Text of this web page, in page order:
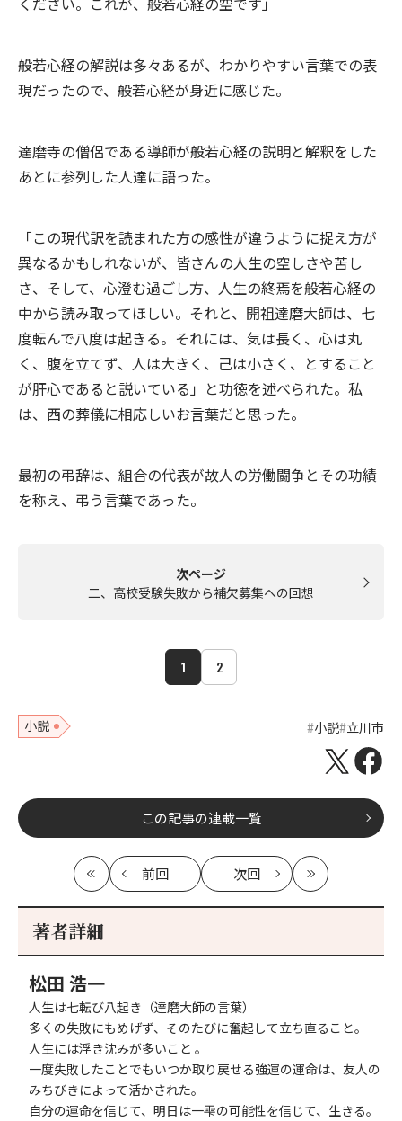
般若心経の解説は多々あるが、わかりやすい言葉での表
現だったので、般若心経が身近に感じた。
達磨寺の僧侶である導師が般若心経の説明と解釈をした
あとに参列した人達に語った。
「この現代訳を読まれた方の感性が違うように捉え方が
異なるかもしれないが、皆さんの人生の空しさや苦し
さ、そして、心澄む過ごし方、人生の終焉を般若心経の
中から読み取ってほしい。それと、開祖達磨大師は、七
度転んで八度は起きる。それには、気は長く、心は丸
く、腹を立てず、人は大きく、己は小さく、とすること
が肝心であると説いている」と功徳を述べられた。私
は、西の葬儀に相応しいお言葉だと思った。
最初の弔辞は、組合の代表が故人の労働闘争とその功績
を称え、弔う言葉であった。
次ページ
二、高校受験失敗から補欠募集への回想
1 2
小説 小説 立川市
この記事の連載一覧
最
初
前回
記
次回
記
最
新
著者詳細
松田 浩一
人生は七転び八起き（達磨大師の言葉）
多くの失敗にもめげず、そのたびに奮起して立ち直ること。
人生には浮き沈みが多いこと 。
一度失敗したことでもいつか取り戻せる強運の運命は、友人の
みちびきによって活かされた。
自分の運命を信じて、明日は一雫の可能性を信じて、生きる。